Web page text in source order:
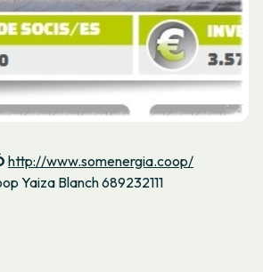
http://www.somenergia.coop/
Yaiza Blanch 689232111